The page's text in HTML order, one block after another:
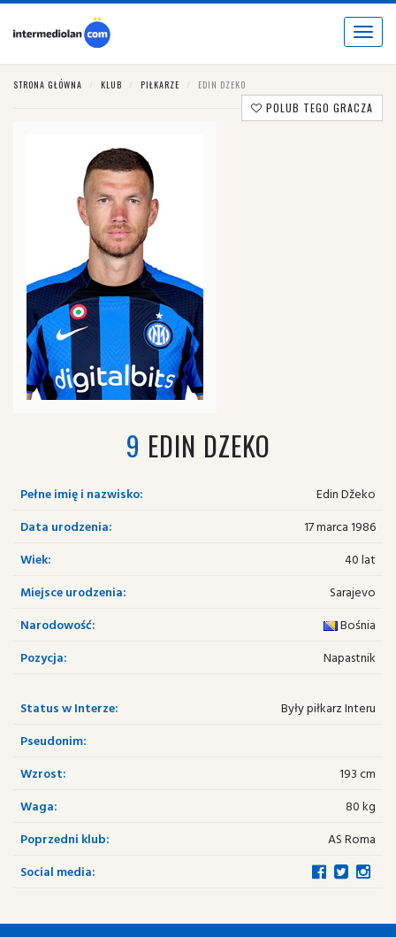
Toggle
STRONA GŁÓWNA KLUB PIŁKARZE EDIN DZEKO
POLUB TEGO GRACZA
9 EDIN DZEKO
Pełne imię i nazwisko:
Edin Džeko
Data urodzenia:
17 marca 1986
Wiek:
40 lat
Miejsce urodzenia:
Sarajevo
Narodowość:
Bośnia
Pozycja:
Napastnik
Status w Interze:
Były piłkarz Interu
Pseudonim:
Wzrost:
193 cm
Waga:
80 kg
Poprzedni klub:
AS Roma
Social media: